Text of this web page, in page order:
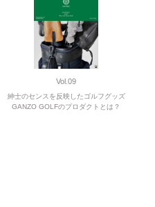
Vol.09
紳士のセンスを反映したゴルフグッズ
GANZO GOLFのプロダクトとは？